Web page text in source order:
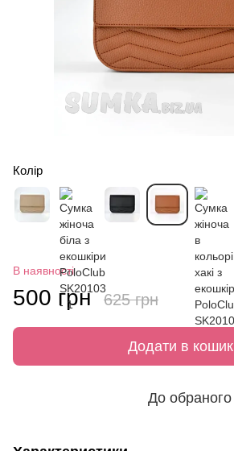
Колір
В наявності
500 грн 625 грн
Додати в кошик
До обраного